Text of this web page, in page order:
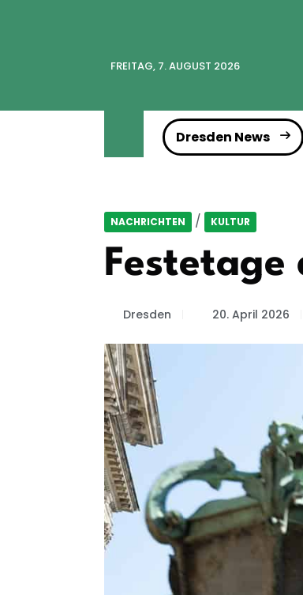
FREITAG, 7. AUGUST 2026
Dresden News
NACHRICHTEN / KULTUR
Festetage
Dresden 20. April 2026